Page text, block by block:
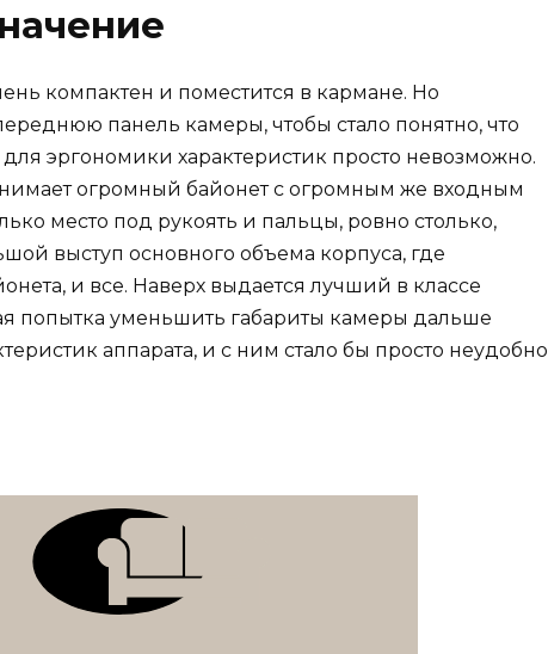
компактен и поместится в кармане. Но
панель камеры, чтобы стало понятно, что
эргономики характеристик просто невозможно.
огромный байонет с огромным же входным
место под рукоять и пальцы, ровно столько,
выступ основного объема корпуса, где
и все. Наверх выдается лучший в классе
попытка уменьшить габариты камеры дальше
аппаратa, и с ним стало бы просто неудобно